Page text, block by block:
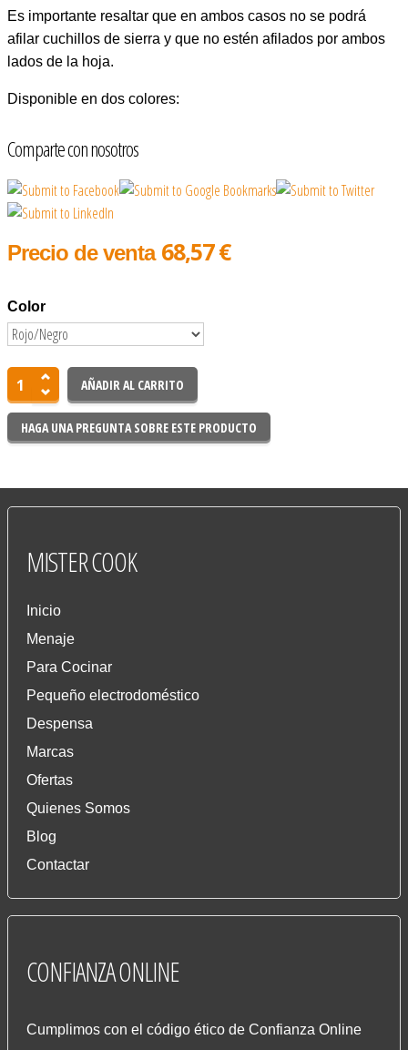
Es importante resaltar que en ambos casos no se podrá
afilar cuchillos de sierra y que no estén afilados por ambos
lados de la hoja.
Disponible en dos colores:
Comparte con nosotros
Precio de venta 68,57 €
Color
HAGA UNA PREGUNTA SOBRE ESTE PRODUCTO
MISTERCOOK
Inicio
Menaje
Para Cocinar
Pequeño electrodoméstico
Despensa
Marcas
Ofertas
Quienes Somos
Blog
Contactar
CONFIANZAONLINE
Cumplimos con el código ético de Confianza Online